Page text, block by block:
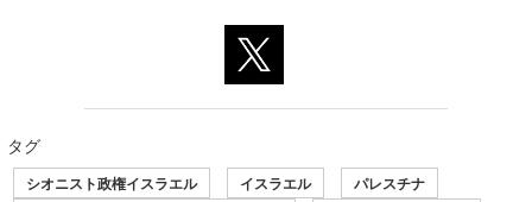
タグ
シオニスト政権イスラエル イスラエル
パレスチナ